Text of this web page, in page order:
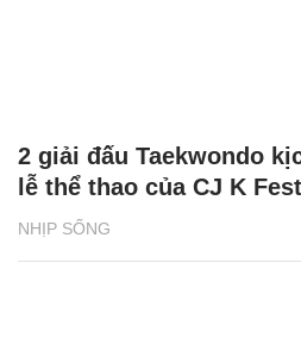
NHỊP SỐNG
2 giải đấu Taekwondo
lễ thể thao của CJ K